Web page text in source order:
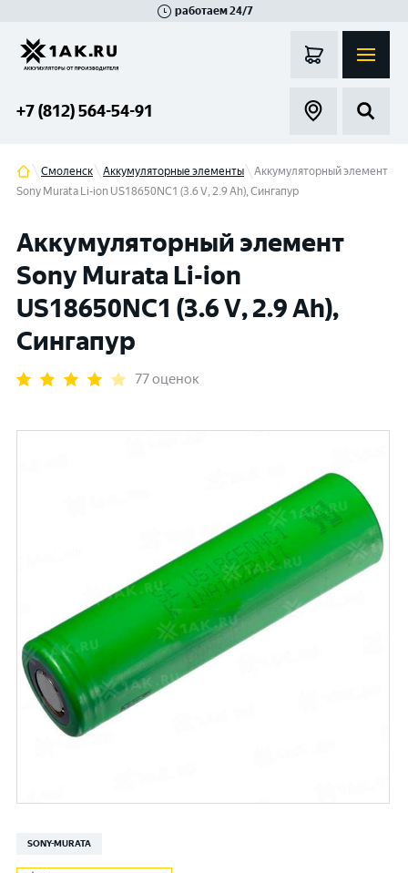
работаем 24/7
+7 (812) 564-54-91
Смоленск Аккумуляторные элементы
Аккумуляторный элемент
Sony Murata Li-ion US18650NC1 (3.6 V, 2.9 Аh), Сингапур
Аккумуляторный элемент
Sony Murata Li-ion
US18650NC1 (3.6 V, 2.9 Аh),
Сингапур
77 оценок
SONY-MURATA
Гатчина